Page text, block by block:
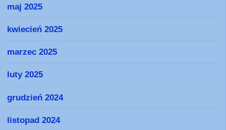
maj 2025
kwiecień 2025
marzec 2025
luty 2025
grudzień 2024
listopad 2024